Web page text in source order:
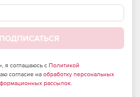
Microsoft coverpages.
просмотра факса.
Windows Windows 2000, 2003, XP,
and 2000/2003 Server.
ПОДПИСАТЬСЯ
я соглашаюсь с Политикой
согласие на обработку персональных
рассылок.